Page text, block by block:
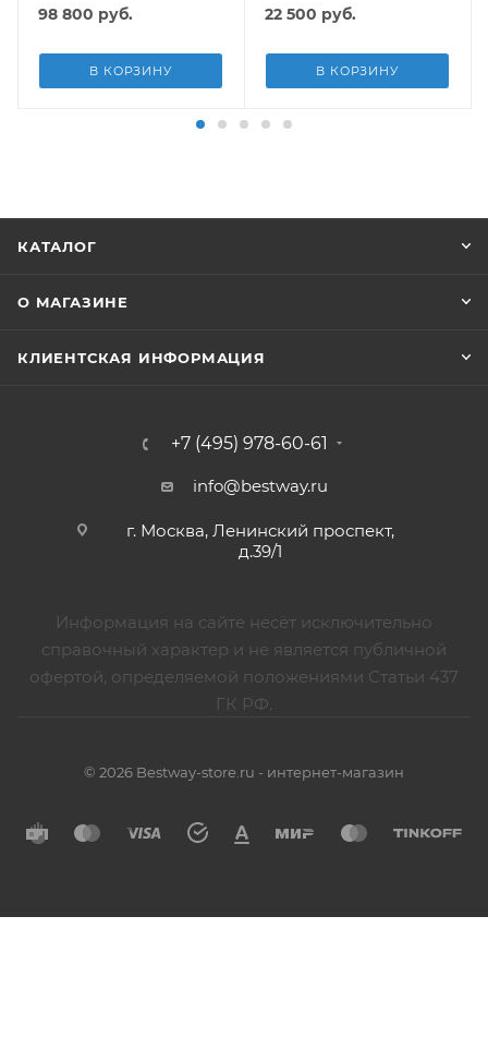
подст.
98 800 руб.
В КОРЗИНУ
22 500 руб.
В КОРЗИНУ
КАТАЛОГ
О МАГАЗИНЕ
КЛИЕНТСКАЯ ИНФОРМАЦИЯ
+7 (495) 978-60-61
info@bestway.ru
г. Москва, Ленинский проспект,
д.39/1
Информация на сайте несёт исключительно
справочный характер и не является публичной
офертой, определяемой положениями Статьи 437
ГК РФ.
© 2026 Bestway-store.ru - интернет-магазин